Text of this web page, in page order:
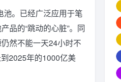
。已经广泛应用于笔
品的“跳动的心脏”。同
然不能一天24小时不
2025年的1000亿美